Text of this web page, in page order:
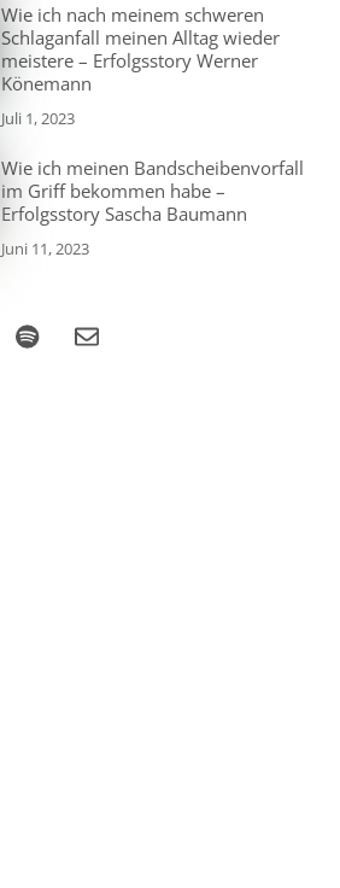
Wie ich nach meinem schweren
Schlaganfall meinen Alltag wieder
meistere – Erfolgsstory Werner
Könemann
Juli 1, 2023
Wie ich meinen Bandscheibenvorfall
im Griff bekommen habe –
Erfolgsstory Sascha Baumann
Juni 11, 2023